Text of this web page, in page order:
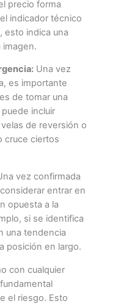
precio forma
indicador técnico
esto indica una
imagen.
Una vez
es importante
de tomar una
incluir
de reversión o
cruce ciertos
vez confirmada
entrar en
opuesta a la
si se identifica
una tendencia
posición en largo.
con cualquier
el riesgo. Esto